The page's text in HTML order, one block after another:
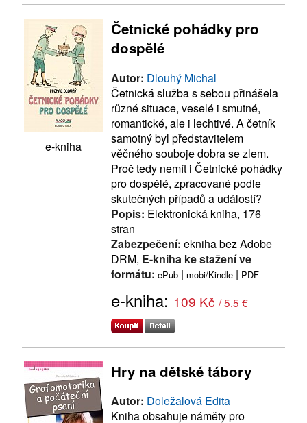
e-kniha
Četnické pohádky pro
dospělé
Autor: Dlouhý Michal
Četnická služba s sebou přinášela
různé situace, veselé i smutné,
romantické, ale i lechtivé. A četník
samotný byl představitelem
věčného souboje dobra se zlem.
Proč tedy nemít i Četnické pohádky
pro dospělé, zpracované podle
skutečných případů a událostí?
Popis: Elektronická kniha, 176
stran
Zabezpečení: ekniha bez Adobe
DRM, E-kniha ke stažení ve
formátu: ePub | mobi/Kindle | PDF
e-kniha: 109 Kč / 5.5 €
Hry na dětské tábory
Autor: Doležalová Edita
Kniha obsahuje náměty pro